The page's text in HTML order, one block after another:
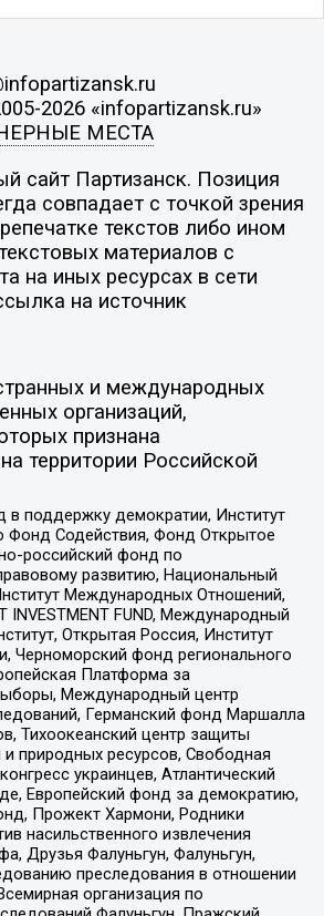
2026 «infopartizansk.ru»
МЕСТА
сайт Партизанск. Позиция
совпадает с точкой зрения
текстов либо ином
материалов с
на иных ресурсах в сети
на источник
и международных
организаций,
признана
территории Российской
поддержку демократии, Институт
Фонд Содействия, Фонд Открытое
российский фонд по
развитию, Национальный
Международных Отношений,
INVESTMENT FUND, Международный
Открытая Россия, Институт
Черноморский фонд регионального
Платформа за
Международный центр
Германский фонд Маршалла
Тихоокеанский центр защиты
природных ресурсов, Свободная
украинцев, Атлантический
Европейский фонд за демократию,
Прожект Хармони, Родники
насильственного извлечения
Друзья Фалуньгун, Фалуньгун,
преследования в отношении
организация по